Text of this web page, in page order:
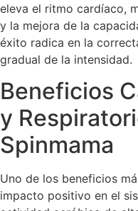
eleva el ritmo cardíaco,
y la mejora de la
éxito radica en la
gradual de la intensidad.
Beneficios
y
Spinmama
Uno de los beneficios
impacto positivo en el